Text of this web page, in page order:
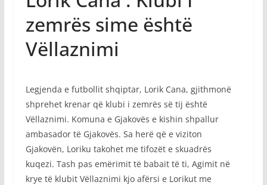
zemrës sime është
Vëllaznimi
Legjenda e futbollit shqiptar, Lorik Cana, gjithmonë
shprehet krenar që klubi i zemrës së tij është
Vëllaznimi. Komuna e Gjakovës e kishin shpallur
ambasador të Gjakovës. Sa herë që e viziton
Gjakovën, Loriku takohet me tifozët e skuadrës
kuqezi. Tash pas emërimit të babait të ti, Agimit në
krye të klubit Vëllaznimi kjo afërsi e Lorikut me